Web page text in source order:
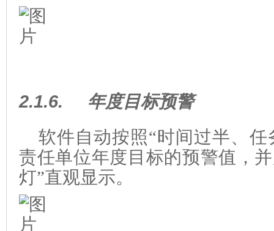
2.1.6.
年度目标预警
软件自动按照“时间过半、任
责任单位年度目标的预警值，
灯”直观显示。